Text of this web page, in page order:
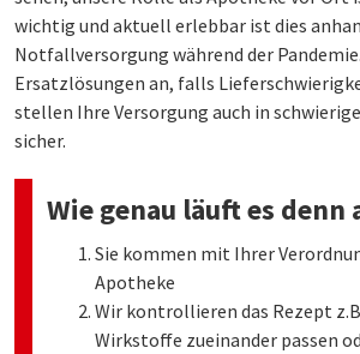
wichtig und aktuell erlebbar ist dies
Notfallversorgung während der
Ersatzlösungen an, falls
stellen Ihre Versorgung auch in
sicher.
Wie genau läuft es denn
Sie kommen mit Ihrer
Apotheke
Wir kontrollieren das Rezept
Wirkstoffe zueinander passen